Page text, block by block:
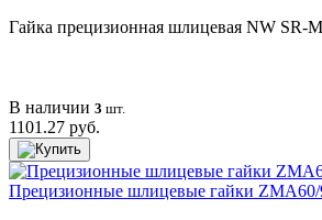
Гайка прецизионная шлицевая NW SR-
В наличии 3 шт.
1101.27 руб.
Прецизионные шлицевые гайки ZMA60/